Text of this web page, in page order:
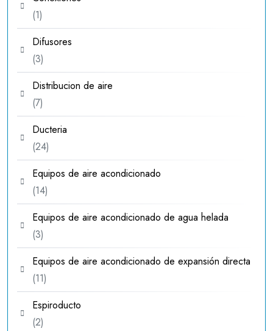
11
producto
Difusores
33
productos
Distribucion de aire
77
productos
Ducteria
2424
productos
Equipos de aire acondicionado
1414
productos
Equipos de aire acondicionado de agua helada
33
productos
Equipos de aire acondicionado de expansión directa
1111
productos
Espiroducto
22